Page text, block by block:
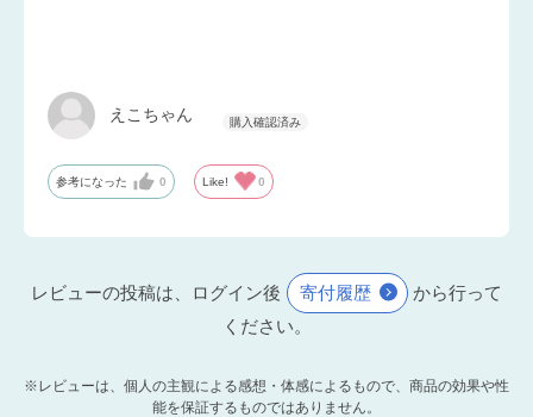
えこちゃん
参考になった 0 Like! 0
レビューの投稿は、ログイン後 寄付履歴
から行って
ください。
※レビューは、個人の主観による感想・体感によるもので、商品の効果や性
能を保証するものではありません。